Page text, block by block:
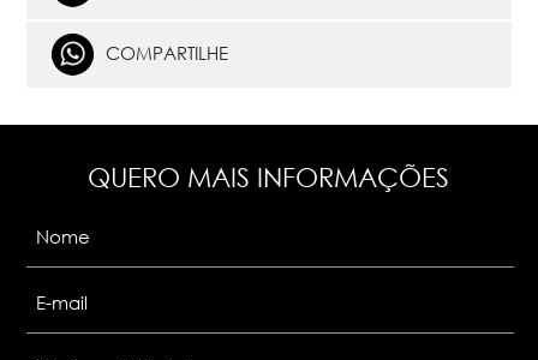
COMPARTILHE
QUERO MAIS INFORMAÇÕES